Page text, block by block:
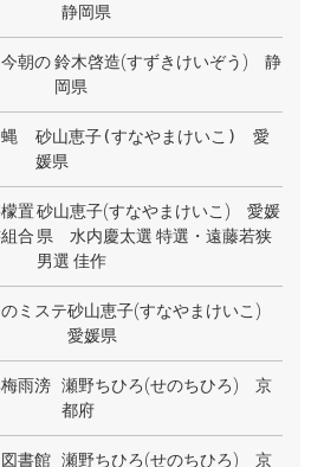
静岡県
朝の鈴木啓造(すずきけいぞう) 静
岡県
砂山恵子(すなやまけいこ)
愛
媛県
置
合
砂山恵子(すなやまけいこ) 愛媛
県 水内慶太選 特選・遠藤若狭
男選 佳作
ミステ砂山恵子(すなやまけいこ)
愛媛県
雨滂 瀬野ちひろ(せのちひろ) 京
都府
書館 瀬野ちひろ(せのちひろ) 京